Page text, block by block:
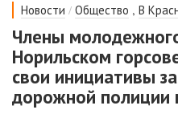
Новости / Общество , В
Члены
Норильском
свои инициативы
дорожной полиции